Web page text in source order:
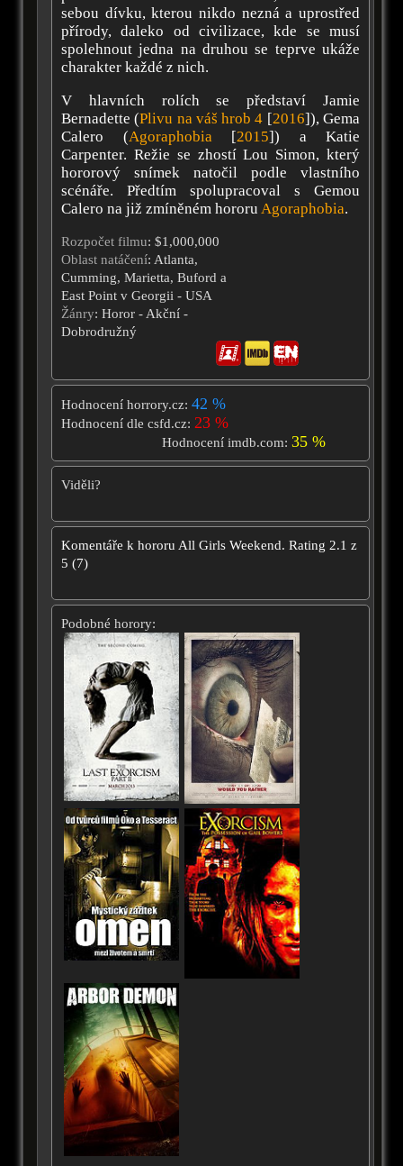
sebou dívku, kterou nikdo nezná a uprostřed
přírody, daleko od civilizace, kde se musí
spolehnout jedna na druhou se teprve ukáže
charakter každé z nich.
V hlavních rolích se představí Jamie
Bernadette (Plivu na váš hrob 4 [2016]), Gema
Calero (Agoraphobia [2015]) a Katie
Carpenter. Režie se zhostí Lou Simon, který
hororový snímek natočil podle vlastního
scénáře. Předtím spolupracoval s Gemou
Calero na již zmíněném hororu Agoraphobia.
Rozpočet filmu: $1,000,000
Oblast natáčení: Atlanta,
Cumming, Marietta, Buford a
East Point v Georgii - USA
Žánry: Horor - Akční -
Dobrodružný
Hodnocení horrory.cz: 42 %
Hodnocení dle csfd.cz: 23 %
Hodnocení imdb.com:35 %
Viděli?
Komentáře k hororu All Girls Weekend. Rating 2.1 z
5 (7)
Podobné horory: